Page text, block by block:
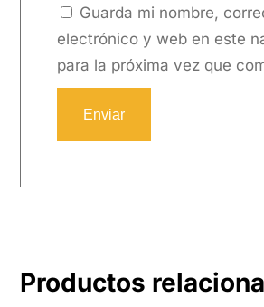
Guarda mi nombre,
electrónico y web en este
para la próxima vez que
Productos